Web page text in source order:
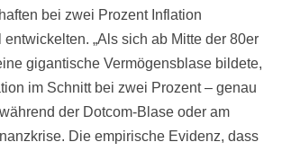
bei zwei Prozent Inflation
entwickelten. „Als sich ab Mitte der 80er
gigantische Vermögensblase bildete,
im Schnitt bei zwei Prozent – genau
der Dotcom-Blase oder am
Die empirische Evidenz, dass